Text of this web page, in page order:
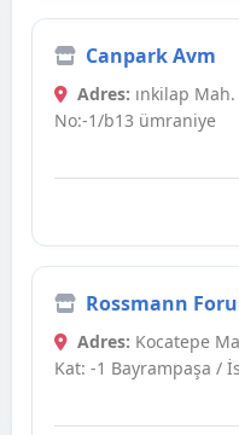
Canpark Avm
Adres: ınkilap
No:-1/b13 ümraniye
Rossmann
Adres: Kocatepe
Kat: -1 Bayrampaşa /